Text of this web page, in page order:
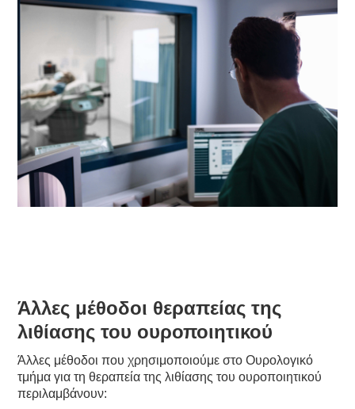
Άλλες μέθοδοι θεραπείας της
λιθίασης του ουροποιητικού
Άλλες μέθοδοι που χρησιμοποιούμε στο Ουρολογικό
τμήμα για τη θεραπεία της λιθίασης του ουροποιητικού
περιλαμβάνουν: